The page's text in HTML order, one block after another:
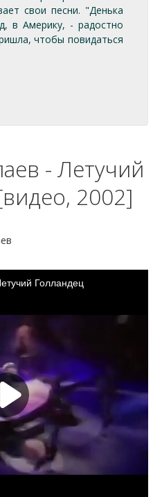
свои песни. "Денька
в Америку, - радостно
чтобы повидаться
- Летучий
2002]